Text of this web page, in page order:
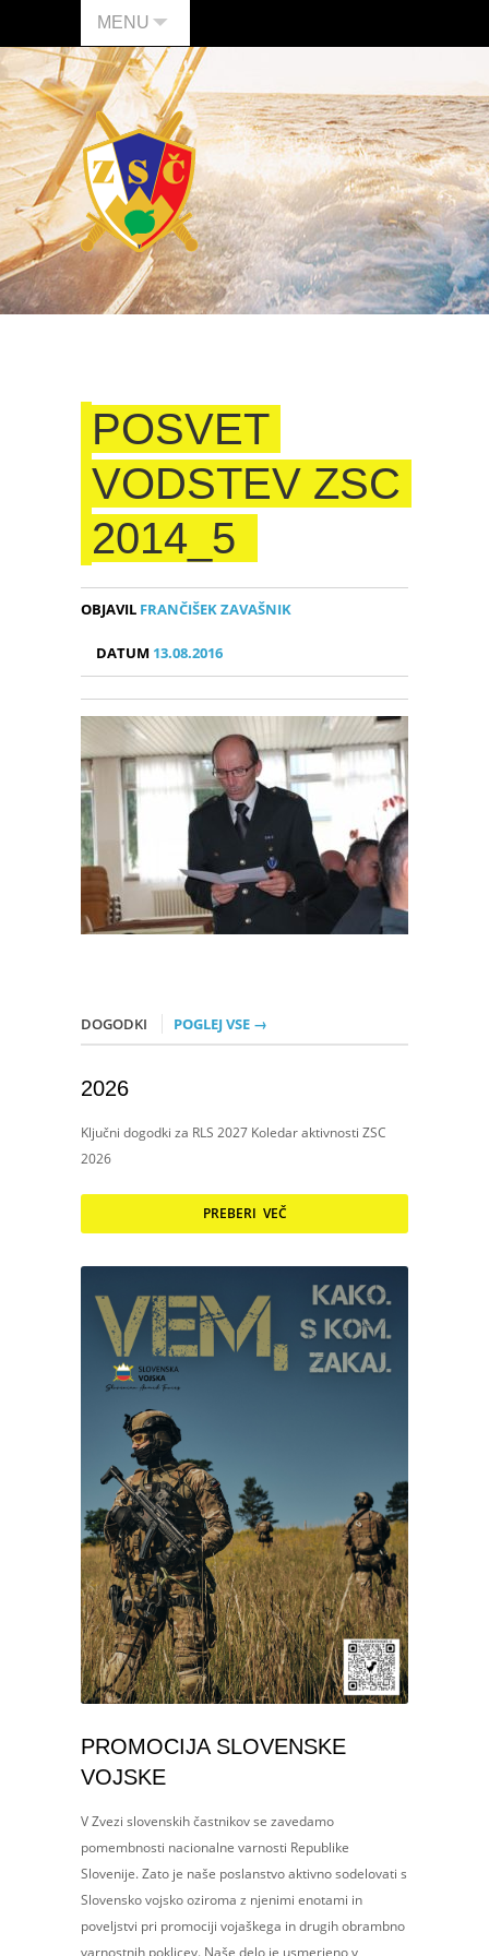
MENU
POSVET
VODSTEV ZSC
2014_5
OBJAVIL FRANČIŠEK ZAVAŠNIK
DATUM 13.08.2016
DOGODKI POGLEJ VSE →
2026
Ključni dogodki za RLS 2027 Koledar aktivnosti ZSC
2026
PREBERI VEČ
PROMOCIJA SLOVENSKE
VOJSKE
V Zvezi slovenskih častnikov se zavedamo
pomembnosti nacionalne varnosti Republike
Slovenije. Zato je naše poslanstvo aktivno sodelovati s
Slovensko vojsko oziroma z njenimi enotami in
poveljstvi pri promociji vojaškega in drugih obrambno
varnostnih poklicev. Naše delo je usmerjeno v